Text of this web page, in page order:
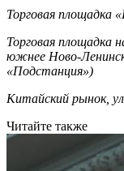
Торговая площадка
Торговая площадка
южнее Ново-
«Подстанция»)
Китайский рынок,
Читайте также